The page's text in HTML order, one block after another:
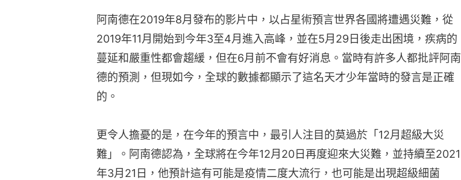
阿南德在2019年8月發布的影片中，以占星術預言世界各國將遭遇災難，從
2019年11月開始到今年3至4月進入高峰，並在5月29日後走出困境，疾病的
蔓延和嚴重性都會趨緩，但在6月前不會有好消息。當時有許多人都批評阿南
德的預測，但現如今，全球的數據都顯示了這名天才少年當時的發言是正確
的。
更令人擔憂的是，在今年的預言中，最引人注目的莫過於「12月超級大災
難」。阿南德認為，全球將在今年12月20日再度迎來大災難，並持續至2021
年3月21日，他預計這有可能是疫情二度大流行，也可能是出現超級細菌